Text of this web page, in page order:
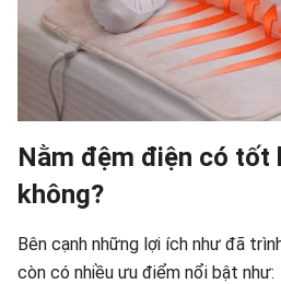
Nằm đệm điện có tốt
không?
Bên cạnh những lợi ích như đã
còn có nhiều ưu điểm nổi bật như: